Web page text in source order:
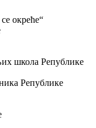
окреће“
школа Републике
Републике